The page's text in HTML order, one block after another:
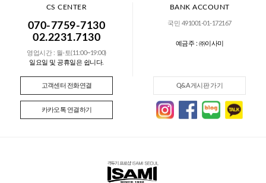
CS CENTER
070-7759-7130
02.2231.7130
영업시간 : 월-토(11:00~19:00)
일요일 및 공휴일은 쉽니다.
BANK ACCOUNT
국민 491001-01-172167
예금주 : ㈜이사미
고객센터 전화연결
카카오톡 연결하기
Q&A 게시판 가기